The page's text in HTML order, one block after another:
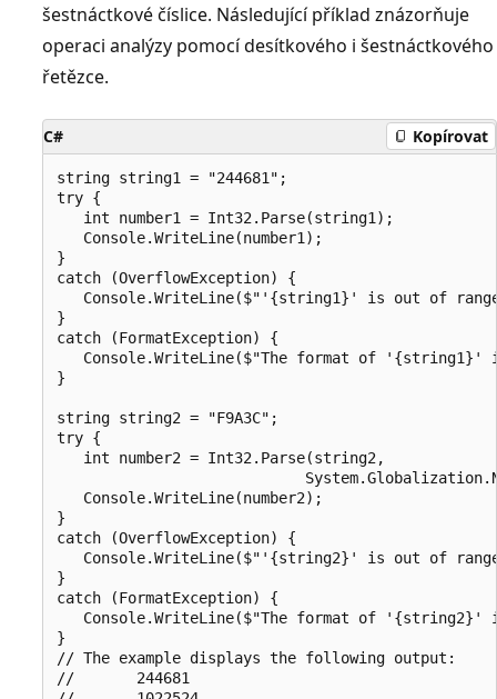
šestnáctkové číslice. Následující příklad znázorňuje
operaci analýzy pomocí desítkového i šestnáctkového
řetězce.
C# Kopírovat
string string1 = "244681";
try {
   int number1 = Int32.Parse(string1);
   Console.WriteLine(number1);
}
catch (OverflowException) {
Console.WriteLine($"'{string1}' is out of
}
catch (FormatException) {
Console.WriteLine($"The format of '{string1}'
}
string string2 = "F9A3C";
try {
   int number2 = Int32.Parse(string2,
   Console.WriteLine(number2);
}
catch (OverflowException) {
Console.WriteLine($"'{string2}' is out of
}
catch (FormatException) {
Console.WriteLine($"The format of '{string2}'
}
// The example displays the following output:
//       244681